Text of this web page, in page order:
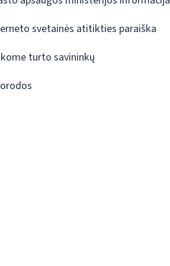
svetainės atitikties paraiška
turto savininkų